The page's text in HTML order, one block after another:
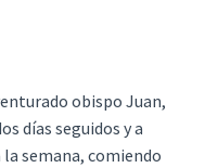
obispo Juan,
días seguidos y a
semana, comiendo